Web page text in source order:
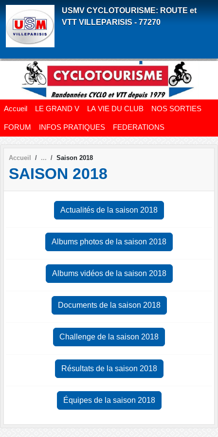
USMV CYCLOTOURISME: ROUTE et
VTT VILLEPARISIS - 77270
Accueil LE GRAND V LA VIE DU CLUB NOS SORTIES
FORUM INFOS PRATIQUES FEDERATIONS
Accueil Saison 2018
SAISON 2018
Actualités de la saison 2018
Albums photos de la saison 2018
Albums vidéos de la saison 2018
Documents de la saison 2018
Challenge de la saison 2018
Résultats de la saison 2018
Équipes de la saison 2018
Panneau de gestion des cookies